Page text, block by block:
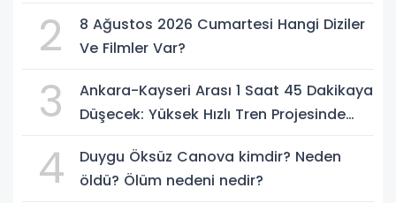
2
8 Ağustos 2026 Cumartesi Hangi Diziler
Ve Filmler Var?
3
Ankara-Kayseri Arası 1 Saat 45 Dakikaya
Düşecek: Yüksek Hızlı Tren Projesinde
4
Duygu Öksüz Canova kimdir? Neden
öldü? Ölüm nedeni nedir?